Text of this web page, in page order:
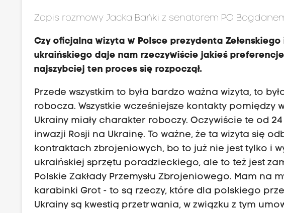
Zapis rozmowy Jacka Bańki z senatorem PO
Czy oficjalna wizyta w Polsce prezydenta
ukraińskiego daje nam rzeczywiście jakieś
najszybciej ten proces się rozpoczął.
Przede wszystkim to była bardzo ważna wizyta, to
robocza. Wszystkie wcześniejsze kontakty pomiędzy
Ukrainy miały charakter roboczy. Oczywiście te od
inwazji Rosji na Ukrainę. To ważne, że ta wizyta się
kontraktach zbrojeniowych, bo to już nie jest tylko i
ukraińskiej sprzętu poradzieckiego, ale to też jest
Polskie Zakłady Przemysłu Zbrojeniowego. Mam na
karabinki Grot - to są rzeczy, które dla polskiego
Ukrainy są kwestią przetrwania, w związku z tym